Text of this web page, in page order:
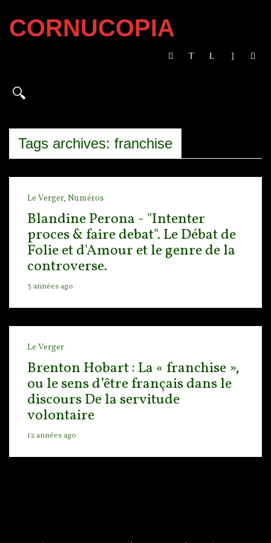
CORNUCOPIA
Tags archives: franchise
Le Verger, Numéros
Blandine Perona - "Intenter
proces & faire debat". Le Débat de
Folie et d'Amour et le genre de la
controverse.
3 années ago
Le Verger
Brenton Hobart : La « franchise »,
ou le sens d’être français dans le
discours De la servitude
volontaire
12 années ago